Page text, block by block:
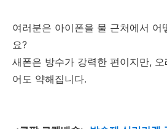
여러분은 아이폰을 물 근처에서 어
요?
새폰은 방수가 강력한 편이지만,
어도 약해집니다.